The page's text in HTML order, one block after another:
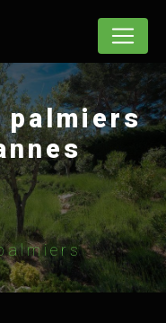
palmiers